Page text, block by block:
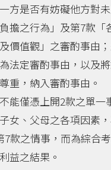
方是否有妨礙他方對
擔之行為」及第7款「
價值觀」之審酌事由
法定審酌事由，以及
重，納入審酌事由。
能僅憑上開2款之單一
女、父母之各項因素
7款之情事，而為綜合
益之結果。